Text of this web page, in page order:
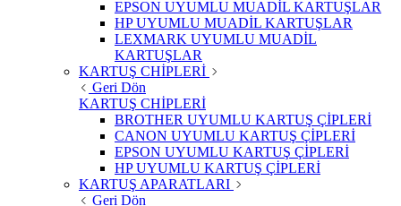
EPSON UYUMLU MUADİL KARTUŞLAR
HP UYUMLU MUADİL KARTUŞLAR
LEXMARK UYUMLU MUADİL
KARTUŞLAR
KARTUŞ CHİPLERİ
Geri Dön
KARTUŞ CHİPLERİ
BROTHER UYUMLU KARTUŞ ÇİPLERİ
CANON UYUMLU KARTUŞ ÇİPLERİ
EPSON UYUMLU KARTUŞ ÇİPLERİ
HP UYUMLU KARTUŞ ÇİPLERİ
KARTUŞ APARATLARI
Geri Dön